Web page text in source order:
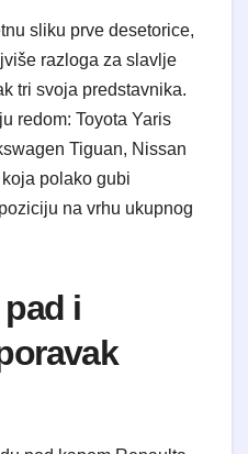
sliku prve desetorice,
razloga za slavlje
tri svoja predstavnika.
redom: Toyota Yaris
Tiguan, Nissan
polako gubi
na vrhu ukupnog
i